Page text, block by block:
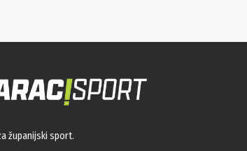
županijski sport.